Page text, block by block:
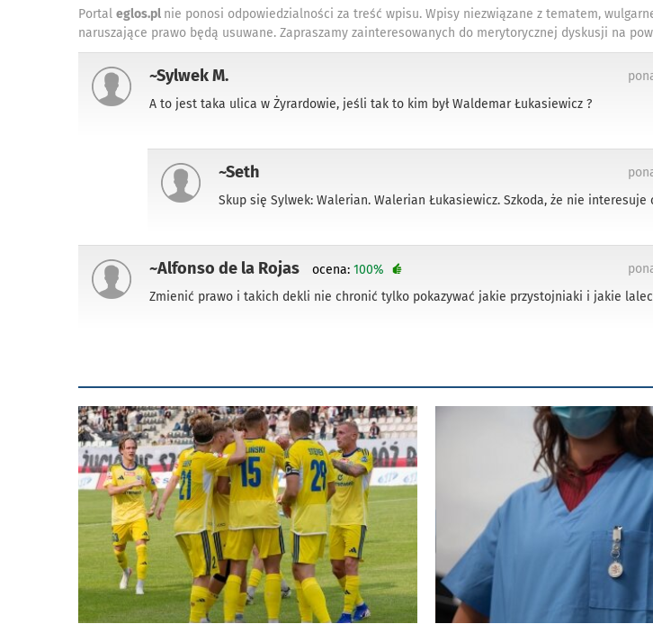
Portal eglos.pl nie ponosi odpowiedzialności za treść wpisu. Wpisy niezwiązane z tematem,
naruszające prawo będą usuwane. Zapraszamy zainteresowanych do merytorycznej dyskusji na
~Sylwek M.
A to jest taka ulica w Żyrardowie, jeśli tak to kim był Waldemar Łukasiewicz ?
~Seth
Skup się Sylwek: Walerian. Walerian Łukasiewicz. Szkoda, że nie
~Alfonso de la Rojas ocena: 100%
Zmienić prawo i takich dekli nie chronić tylko pokazywać jakie przystojniaki i jakie